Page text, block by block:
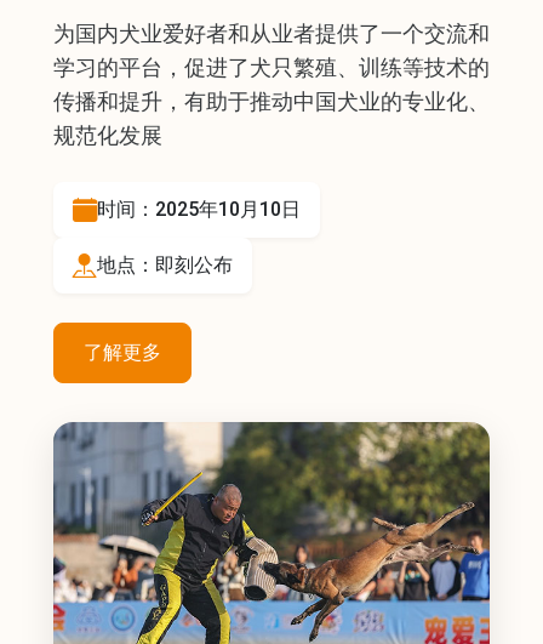
为国内犬业爱好者和从业者提供了一个交流和
学习的平台，促进了犬只繁殖、训练等技术的
传播和提升，有助于推动中国犬业的专业化、
规范化发展
时间：2025年10月10日
地点：即刻公布
了解更多